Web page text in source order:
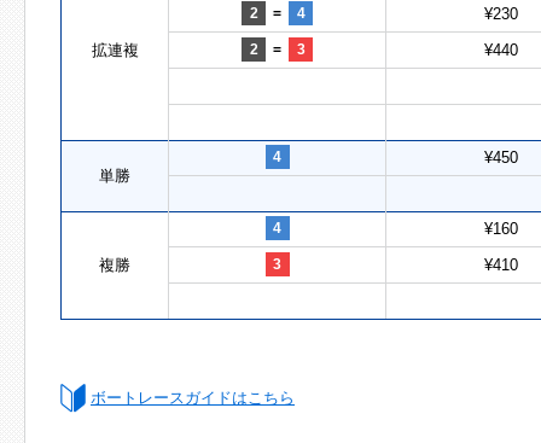
拡連複
2 = 4 ¥230
2 = 3 ¥440
単勝
4 ¥450
複勝
4 ¥160
3 ¥410
ボートレースガイドはこちら